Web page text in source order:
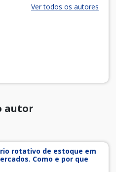
Ver todos os autores
autor
rotativo de estoque em
Como e por que